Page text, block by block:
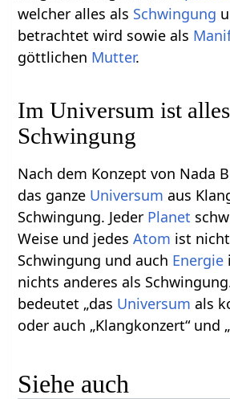
welcher alles als Schwingung
betrachtet wird sowie als
göttlichen Mutter.
Im Universum ist
Schwingung
Nach dem Konzept von Nada
das ganze Universum aus
Schwingung. Jeder Planet
Weise und jedesAtom ist
Schwingung und auch Energie
nichts anderes als
bedeutet „das Universum als
oder auch „Klangkonzert“ und
Siehe auch